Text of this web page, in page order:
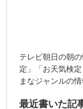
テレビ朝日の朝
定」「お天気検
まなジャンルの
最近書いた記